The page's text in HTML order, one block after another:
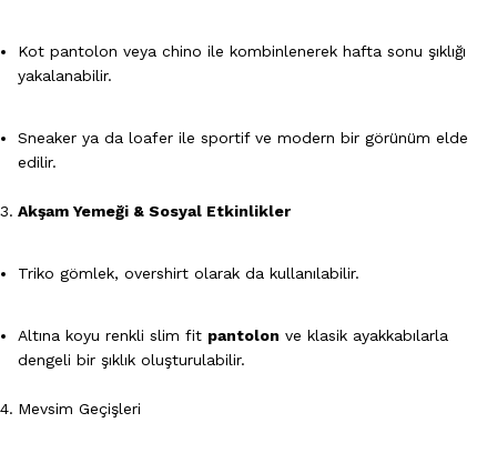
Kot pantolon veya chino ile kombinlenerek hafta sonu şıklığı
yakalanabilir.
Sneaker ya da loafer ile sportif ve modern bir görünüm elde
edilir.
Akşam Yemeği & Sosyal Etkinlikler
Triko gömlek, overshirt olarak da kullanılabilir.
Altına koyu renkli slim fit pantolon ve klasik ayakkabılarla
dengeli bir şıklık oluşturulabilir.
Mevsim Geçişleri